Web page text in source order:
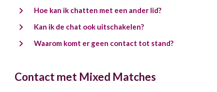
Hoe kan ik chatten met een ander lid?
Kan ik de chat ook uitschakelen?
Waarom komt er geen contact tot stand?
Contact met Mixed Matches